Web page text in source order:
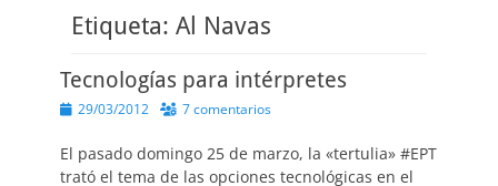
Etiqueta: Al Navas
Tecnologías para intérpretes
Publicado
29/03/2012 7 comentarios
El pasado domingo 25 de marzo, la «tertulia» #EPT
trató el tema de las opciones tecnológicas en el